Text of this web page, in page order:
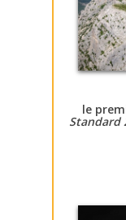
le
Standard